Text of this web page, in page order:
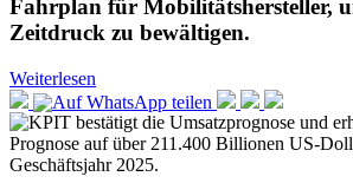
Fahrplan für Mobilitätshersteller,
Zeitdruck zu bewältigen.
Weiterlesen